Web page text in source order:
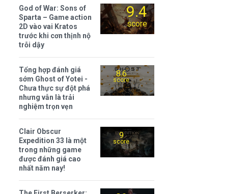
9.4
score
God of War: Sons of
Sparta – Game action
2D vào vai Kratos
trước khi cơn thịnh nộ
trỗi dậy
8.6
score
Tổng hợp đánh giá
sớm Ghost of Yotei -
Chưa thực sự đột phá
nhưng vẫn là trải
nghiệm trọn vẹn
9
score
Clair Obscur
Expedition 33 là một
trong những game
được đánh giá cao
nhất năm nay!